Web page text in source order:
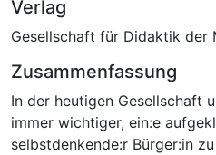
Verlag
Gesellschaft für Didaktik der
Zusammenfassung
In der heutigen Gesellschaft
immer wichtiger, ein:e
selbstdenkende:r Bürger:in